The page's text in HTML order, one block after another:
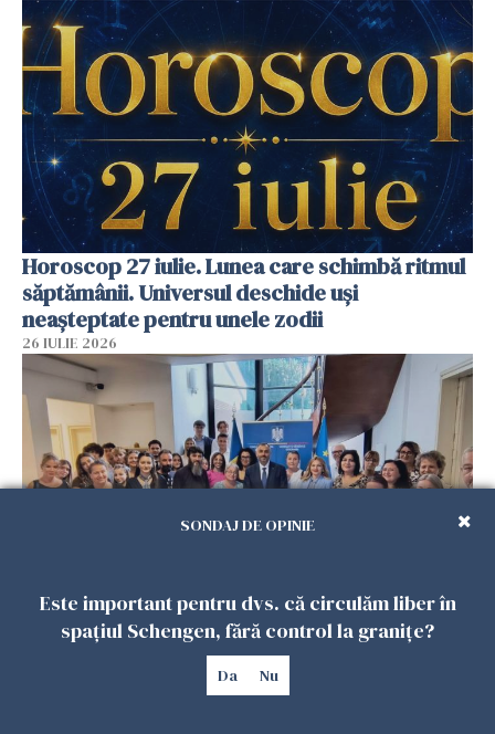
Horoscop 27 iulie. Lunea care schimbă ritmul
săptămânii. Universul deschide uși
neașteptate pentru unele zodii
26 IULIE 2026
Accidente, spitalizare sau alte urgențe?
Consulatul României la Roma promite
intervenții în doar 24 de ore
SONDAJ DE OPINIE
Este important pentru dvs. că circulăm liber în
spațiul Schengen, fără control la granițe?
Da Nu